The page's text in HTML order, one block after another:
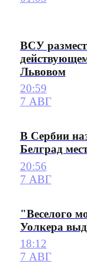
ВСУ
Львовом
20:59
7 АВГ
В Сербии
Белград
20:56
7 АВГ
"Веселого
Уолкера
18:12
7 АВГ